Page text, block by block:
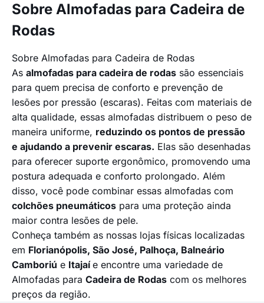
Sobre Almofadas para Cadeira de
Rodas
Sobre Almofadas para Cadeira de Rodas
As almofadas para cadeira de rodas são essenciais
para quem precisa de conforto e prevenção de
lesões por pressão (escaras). Feitas com materiais de
alta qualidade, essas almofadas distribuem o peso de
maneira uniforme, reduzindo os pontos de pressão
e ajudando a prevenir escaras. Elas são desenhadas
para oferecer suporte ergonômico, promovendo uma
postura adequada e conforto prolongado. Além
disso, você pode combinar essas almofadas com
colchões pneumáticos para uma proteção ainda
maior contra lesões de pele.
Conheça também as nossas lojas físicas localizadas
em Florianópolis, São José, Palhoça, Balneário
Camboriú e Itajaíe encontre uma variedade de
Almofadas para Cadeira de Rodas com os melhores
preços da região.